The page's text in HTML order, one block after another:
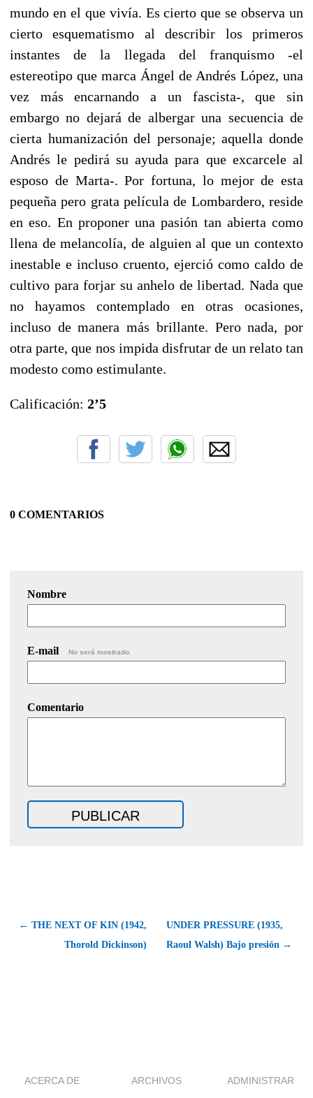
mundo en el que vivía. Es cierto que se observa un
cierto esquematismo al describir los primeros
instantes de la llegada del franquismo -el
estereotipo que marca Ángel de Andrés López, una
vez más encarnando a un fascista-, que sin
embargo no dejará de albergar una secuencia de
cierta humanización del personaje; aquella donde
Andrés le pedirá su ayuda para que excarcele al
esposo de Marta-. Por fortuna, lo mejor de esta
pequeña pero grata película de Lombardero, reside
en eso. En proponer una pasión tan abierta como
llena de melancolía, de alguien al que un contexto
inestable e incluso cruento, ejerció como caldo de
cultivo para forjar su anhelo de libertad. Nada que
no hayamos contemplado en otras ocasiones,
incluso de manera más brillante. Pero nada, por
otra parte, que nos impida disfrutar de un relato tan
modesto como estimulante.
Calificación: 2’5
0 COMENTARIOS
Nombre
E-mail No será mostrado.
Comentario
← THE NEXT OF KIN (1942,
Thorold Dickinson)
UNDER PRESSURE (1935,
Raoul Walsh) Bajo presión →
ACERCA DE ARCHIVOS ADMINISTRAR